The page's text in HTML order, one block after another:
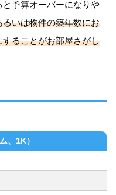
予算オーバーになりや
いは物件の築年数にお
ることがお部屋さがし
、1K）